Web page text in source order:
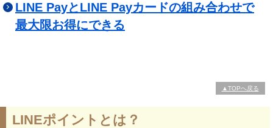
LINE PayとLINE Payカードの組み合わせで
最大限お得にできる
▲TOPへ戻る
LINEポイントとは？